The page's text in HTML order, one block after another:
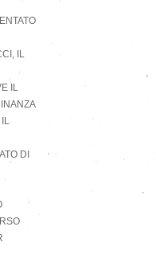
IL
IL
IL
DI